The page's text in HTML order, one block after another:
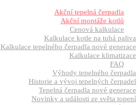
Akční tepelná čerpadla
Akční montáže kotlů
Cenová kalkulace
Kalkulace kotle na tuhá paliva
Kalkulace tepelného čerpadla nové generace
Kalkulace klimatizace
FAQ
Výhody tepelného čerpadla
Historie a vývoj tepelných čerpadel
Tepelná čerpadla nové generace
Novinky a události ze světa topení